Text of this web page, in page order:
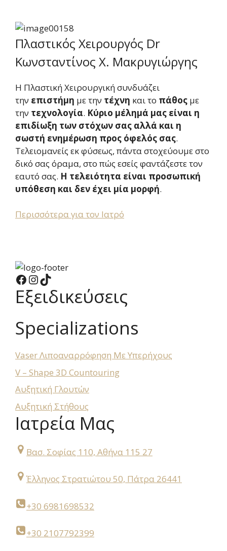
Πλαστικός Χειρουργός Dr
Κωνσταντίνος Χ. Μακρυγιώργης
Η Πλαστική Χειρουργική συνδυάζει
την επιστήμη με την τέχνη και το πάθος με
την τεχνολογία. Κύριο μέλημά μας είναι η
επιδίωξη των στόχων σας αλλά και η
σωστή ενημέρωση προς όφελός σας.
Τελειομανείς εκ φύσεως, πάντα στοχεύουμε στο
δικό σας όραμα, στο πώς εσείς φαντάζεστε τον
εαυτό σας. Η τελειότητα είναι προσωπική
υπόθεση και δεν έχει μία μορφή.
Περισσότερα για τον Ιατρό
Facebook
Instagram
TikTok
Εξειδικεύσεις
Specializations
Vaser Λιποαναρρόφηση Με Υπερήχους
V – Shape 3D Countouring
Αυξητική Γλουτών
Αυξητική Στήθους
Ιατρεία Μας
Βασ. Σοφίας 110, Αθήνα 115 27
Έλληνος Στρατιώτου 50, Πάτρα 26441
+30 6981698532
+30 2107792399